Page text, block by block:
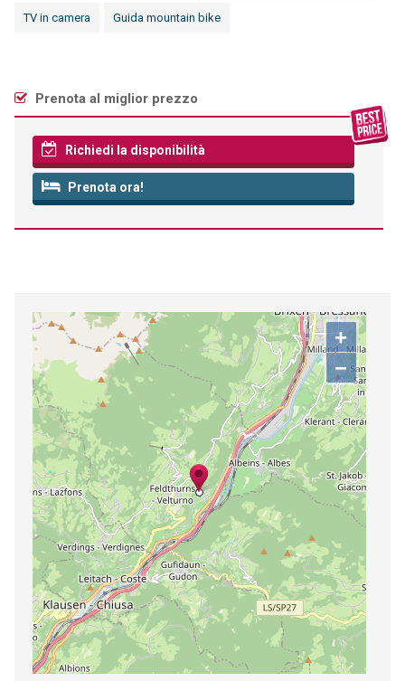
TV in camera Guida mountain bike
Prenota al miglior prezzo
Richiedi la disponibilità
Prenota ora!
+
−